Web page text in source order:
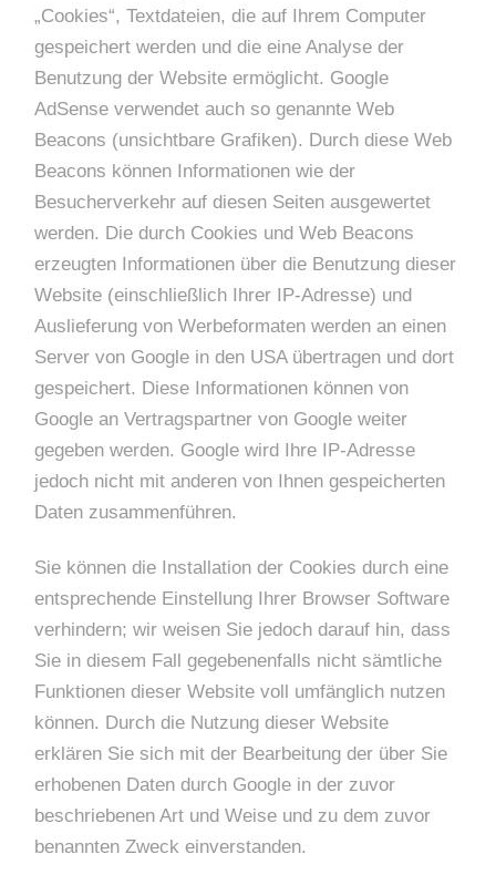
„Cookies“, Textdateien, die auf Ihrem Computer
gespeichert werden und die eine Analyse der
Benutzung der Website ermöglicht. Google
AdSense verwendet auch so genannte Web
Beacons (unsichtbare Grafiken). Durch diese Web
Beacons können Informationen wie der
Besucherverkehr auf diesen Seiten ausgewertet
werden. Die durch Cookies und Web Beacons
erzeugten Informationen über die Benutzung dieser
Website (einschließlich Ihrer IP-Adresse) und
Auslieferung von Werbeformaten werden an einen
Server von Google in den USA übertragen und dort
gespeichert. Diese Informationen können von
Google an Vertragspartner von Google weiter
gegeben werden. Google wird Ihre IP-Adresse
jedoch nicht mit anderen von Ihnen gespeicherten
Daten zusammenführen.
Sie können die Installation der Cookies durch eine
entsprechende Einstellung Ihrer Browser Software
verhindern; wir weisen Sie jedoch darauf hin, dass
Sie in diesem Fall gegebenenfalls nicht sämtliche
Funktionen dieser Website voll umfänglich nutzen
können. Durch die Nutzung dieser Website
erklären Sie sich mit der Bearbeitung der über Sie
erhobenen Daten durch Google in der zuvor
beschriebenen Art und Weise und zu dem zuvor
benannten Zweck einverstanden.